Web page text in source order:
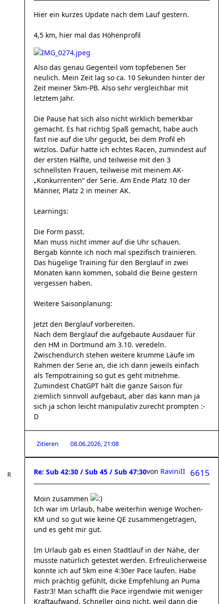
Hier ein kurzes Update nach dem Lauf gestern.
4,5 km, hier mal das Höhenprofil
Also das genau Gegenteil vom topfebenen 5er
neulich. Mein Zeit lag so ca. 10 Sekunden hinter der
Zeit meiner 5km-PB. Also sehr vergleichbar mit
letztem Jahr.
Die Pause hat sich also nicht wirklich bemerkbar
gemacht. Es hat richtig Spaß gemacht, habe auch
fast nie auf die Uhr geguckt, bei dem Profil eh
witzlos. Dafür hatte ich echtes Racen, zumindest auf
der ersten Hälfte, und teilweise mit den 3
schnellsten Frauen, teilweise mit meinem AK-
„Konkurrenten“ der Serie. Am Ende Platz 10 der
Männer, Platz 2 in meiner AK.
Learnings:
Die Form passt.
Man muss nicht immer auf die Uhr schauen.
Bergab könnte ich noch mal spezifisch trainieren.
Das hügelige Training für den Berglauf in zwei
Monaten kann kommen, sobald die Beine gestern
vergessen haben.
Weitere Saisonplanung:
Jetzt den Berglauf vorbereiten.
Nach dem Berglauf die aufgebaute Ausdauer für
den HM in Dortmund am 3.10. veredeln.
Zwischendurch stehen weitere krumme Läufe im
Rahmen der Serie an, die ich dann jeweils einfach
als Tempotraining so gut es geht mitnehme.
Zumindest ChatGPT hält die ganze Saison für
ziemlich sinnvoll aufgebaut, aber das kann man ja
sich ja schon leicht manipulativ zurecht prompten :-
D
Zitieren 08.06.2026, 21:08
Re: Sub 42:30 / Sub 45 / Sub 47:30 6615
von RaviniII
Moin zusammen
Ich war im Urlaub, habe weiterhin wenige Wochen-
KM und so gut wie keine QE zusammengetragen,
und es geht mir gut.
Im Urlaub gab es einen Stadtlauf in der Nähe, der
musste natürlich getestet werden. Erfreulicherweise
konnte ich auf 5km eine 4:30er Pace laufen. Habe
mich prächtig gefühlt, dicke Empfehlung an Puma
Fastr3! Man schafft die Pace irgendwie mit weniger
Kraftaufwand. Schneller ging nicht, weil dann die